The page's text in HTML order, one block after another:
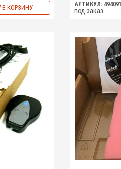
В КОРЗИНУ АРТИКУЛ: 494091
под заказ